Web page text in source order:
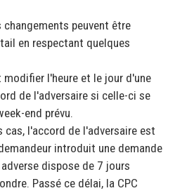
peuvent être
en respectant quelques
l'heure et le jour d'une
de l'adversaire si celle-ci se
end prévu.
cas, l'accord de l'adversaire est
introduit une demande
dispose de 7 jours
Passé ce délai, la CPC